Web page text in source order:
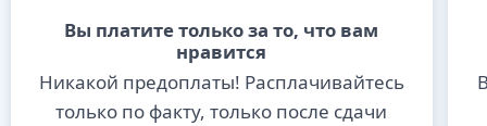
Вы платите только за то, что вам
нравится
Никакой предоплаты! Расплачивайтесь
только по факту, только после сдачи